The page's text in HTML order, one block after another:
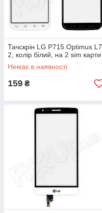
Тачскрін LG P715 Optimus L7
2, колір білий, на 2 sim карти
Немає в наявності
159 ₴